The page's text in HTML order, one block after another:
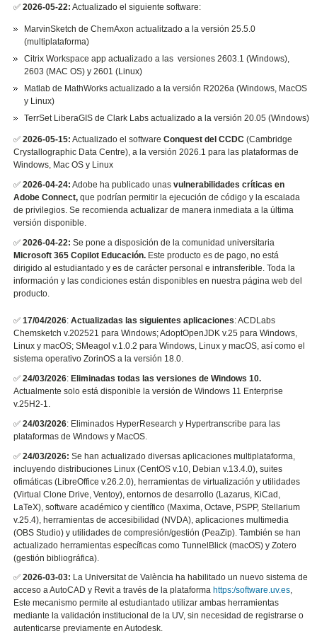
✅2026-05-22: Actualizado el siguiente software:
MarvinSketch de ChemAxon actualitzado a la versión 25.5.0
(multiplataforma)
Citrix Workspace app actualizado a las versiones 2603.1 (Windows),
2603 (MAC OS) y 2601 (Linux)
Matlab de MathWorks actualizado a la versión R2026a (Windows, MacOS
y Linux)
TerrSet LiberaGIS de Clark Labs actualizado a la versión 20.05 (Windows)
✅2026-05-15: Actualizado el softwareConquest del CCDC (Cambridge
Crystallographic Data Centre), a la versión 2026.1 para las plataformas de
Windows, Mac OS y Linux
✅2026-04-24: Adobe ha publicado unasvulnerabilidades críticas en
Adobe Connect, que podrían permitir la ejecución de código y la escalada
de privilegios. Se recomienda actualizar de manera inmediata a la última
versión disponible.
✅ 2026-04-22: Se pone a disposición de la comunidad universitaria
Microsoft 365 Copilot Educación. Este producto es de pago, no está
dirigido al estudiantado y es de carácter personal e intransferible. Toda la
información y las condiciones están disponibles en nuestra página web del
producto.
✅17/04/2026:Actualizadas las siguientes aplicaciones: ACDLabs
Chemsketch v.202521 para Windows; AdoptOpenJDK v.25 para Windows,
Linux y macOS; SMeagol v.1.0.2 para Windows, Linux y macOS, así como el
sistema operativo ZorinOS a la versión 18.0.
✅24/03/2026:Eliminadas todas las versiones de Windows 10.
Actualmente solo está disponible la versión de Windows 11 Enterprise
v.25H2-1.
✅ 24/03/2026: Eliminados HyperResearch y Hypertranscribe para las
plataformas de Windows y MacOS.
✅24/03/2026: Se han actualizado diversas aplicaciones multiplataforma,
incluyendo distribuciones Linux (CentOS v.10, Debian v.13.4.0), suites
ofimáticas (LibreOffice v.26.2.0), herramientas de virtualización y utilidades
(Virtual Clone Drive, Ventoy), entornos de desarrollo (Lazarus, KiCad,
LaTeX), software académico y científico (Maxima, Octave, PSPP, Stellarium
v.25.4), herramientas de accesibilidad (NVDA), aplicaciones multimedia
(OBS Studio) y utilidades de compresión/gestión (PeaZip). También se han
actualizado herramientas específicas como TunnelBlick (macOS) y Zotero
(gestión bibliográfica).
✅ 2026-03-03: La Universitat de València ha habilitado un nuevo sistema de
acceso a AutoCAD y Revit a través de la plataforma https:/software.uv.es,
Este mecanismo permite al estudiantado utilizar ambas herramientas
mediante la validación institucional de la UV, sin necesidad de registrarse o
autenticarse previamente en Autodesk.